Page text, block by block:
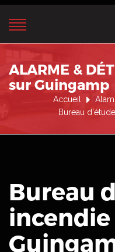
ALARME &
sur Guingamp
Accueil
Bureau
Bureau